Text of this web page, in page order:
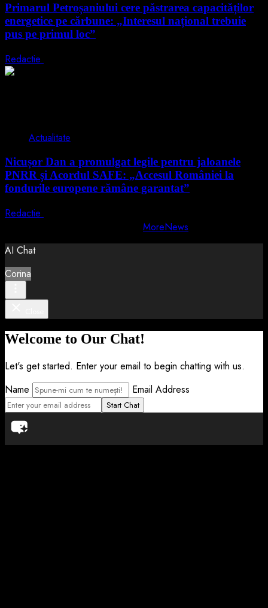
Primarul Petroșaniului cere păstrarea capacităților
energetice pe cărbune: „Interesul național trebuie
pus pe primul loc”
Redactie
Actualitate
Nicușor Dan a promulgat legile pentru jaloanele
PNRR și Acordul SAFE: „Accesul României la
fondurile europene rămâne garantat”
Redactie
MoreNews
AI Chat
Corina
Welcome to Our Chat!
Let's get started. Enter your email to begin chatting with us.
Name
Email Address
Start Chat